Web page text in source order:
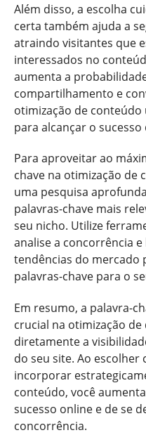
Além disso, a escolha
certa também ajuda a
atraindo visitantes que
interessados no
aumenta a
compartilhamento e
otimização de conteúdo
para alcançar o sucesso
Para aproveitar ao
chave na otimização de
uma pesquisa
palavras-chave mais
seu nicho. Utilize
analise a concorrência
tendências do mercado
palavras-chave para o
Em resumo, a palavra-
crucial na otimização
diretamente a
do seu site. Ao escolher
incorporar
conteúdo, você
sucesso online e de se
concorrência.